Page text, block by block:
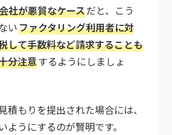
社が悪質なケースだと、こう
いファクタリング利用者に対
して手数料など請求することも
分注意するようにしましょ
積もりを提出された場合には、
ようにするのが賢明です。